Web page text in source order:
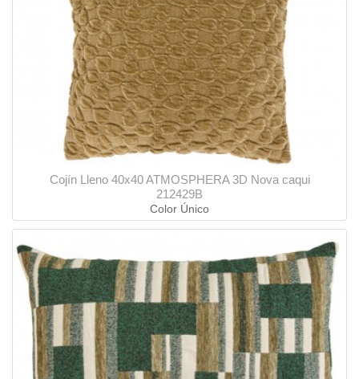
Cojín Lleno 40x40 ATMOSPHERA 3D Nova caqui
212429B
Color Único